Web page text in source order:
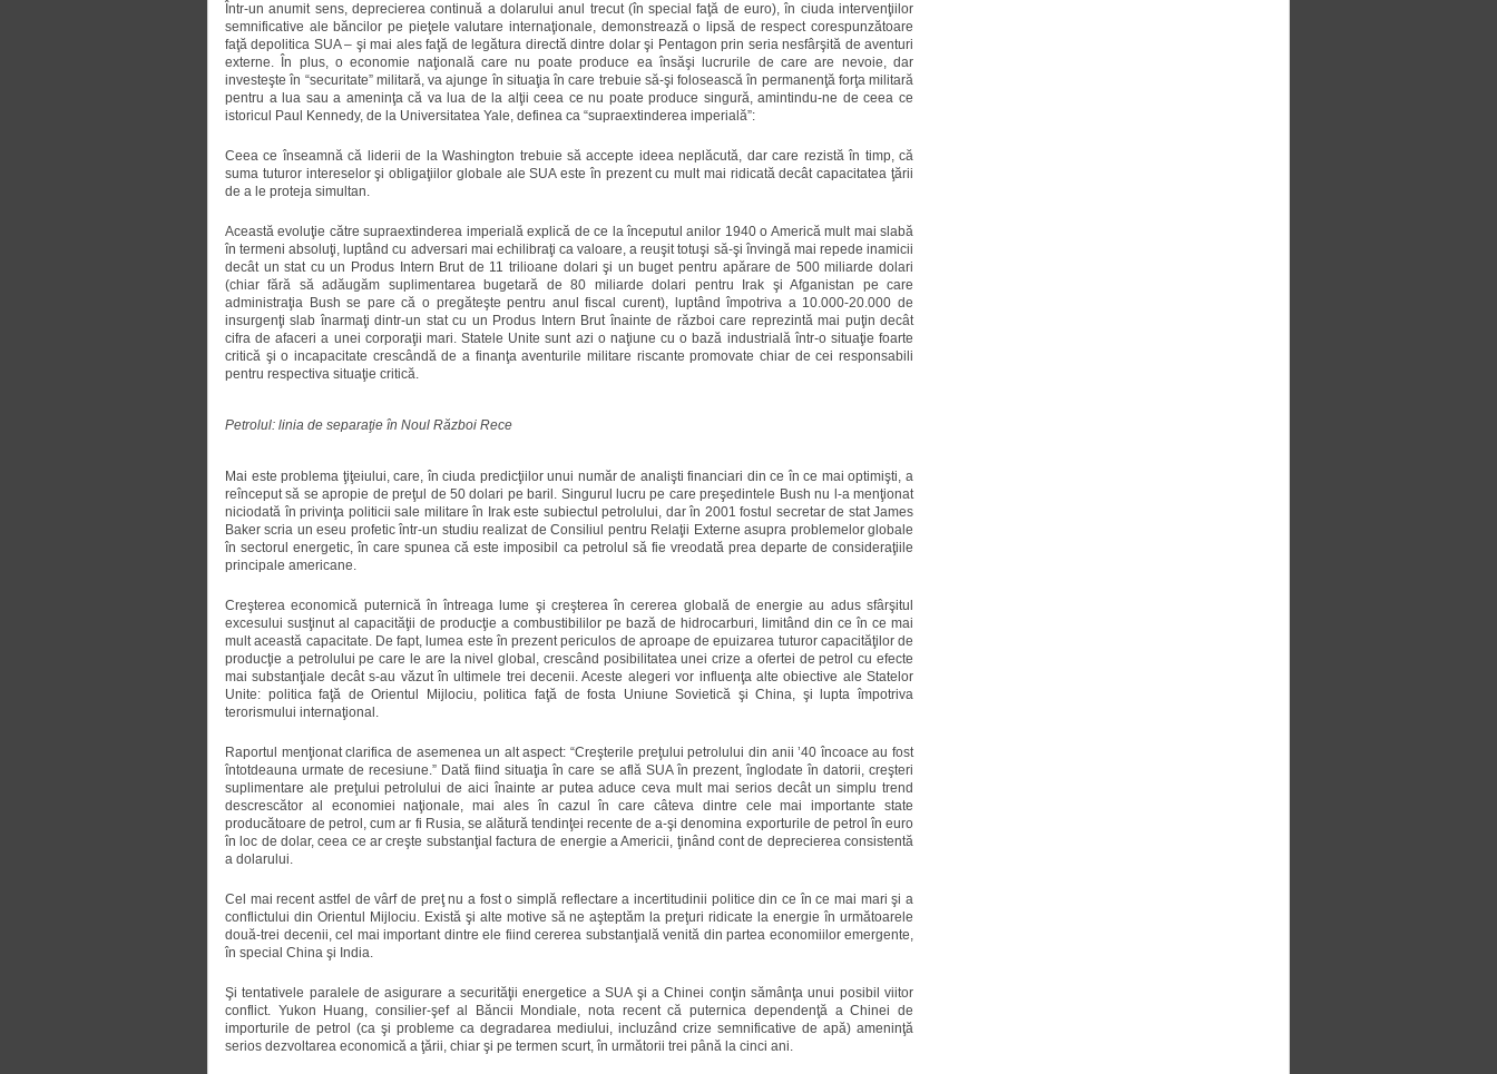
Într-un anumit sens, deprecierea continuă a dolarului anul trecut (în special faţă de euro), în ciuda intervenţiilor
semnificative ale băncilor pe pieţele valutare internaţionale, demonstrează o lipsă de respect corespunzătoare
faţă depolitica SUA – şi mai ales faţă de legătura directă dintre dolar şi Pentagon prin seria nesfârşită de aventuri
externe. În plus, o economie naţională care nu poate produce ea însăşi lucrurile de care are nevoie, dar
investeşte în “securitate” militară, va ajunge în situaţia în care trebuie să-şi folosească în permanenţă forţa militară
pentru a lua sau a ameninţa că va lua de la alţii ceea ce nu poate produce singură, amintindu-ne de ceea ce
istoricul Paul Kennedy, de la Universitatea Yale, definea ca “supraextinderea imperială”:
Ceea ce înseamnă că liderii de la Washington trebuie să accepte ideea neplăcută, dar care rezistă în timp, că
suma tuturor intereselor şi obligaţiilor globale ale SUA este în prezent cu mult mai ridicată decât capacitatea ţării
de a le proteja simultan.
Această evoluţie către supraextinderea imperială explică de ce la începutul anilor 1940 o Americă mult mai slabă
în termeni absoluţi, luptând cu adversari mai echilibraţi ca valoare, a reuşit totuşi să-şi învingă mai repede inamicii
decât un stat cu un Produs Intern Brut de 11 trilioane dolari şi un buget pentru apărare de 500 miliarde dolari
(chiar fără să adăugăm suplimentarea bugetară de 80 miliarde dolari pentru Irak şi Afganistan pe care
administraţia Bush se pare că o pregăteşte pentru anul fiscal curent), luptând împotriva a 10.000-20.000 de
insurgenţi slab înarmaţi dintr-un stat cu un Produs Intern Brut înainte de război care reprezintă mai puţin decât
cifra de afaceri a unei corporaţii mari. Statele Unite sunt azi o naţiune cu o bază industrială într-o situaţie foarte
critică şi o incapacitate crescândă de a finanţa aventurile militare riscante promovate chiar de cei responsabili
pentru respectiva situaţie critică.
Petrolul: linia de separaţie în Noul Război Rece
Mai este problema ţiţeiului, care, în ciuda predicţiilor unui număr de analişti financiari din ce în ce mai optimişti, a
reînceput să se apropie de preţul de 50 dolari pe baril. Singurul lucru pe care preşedintele Bush nu l-a menţionat
niciodată în privinţa politicii sale militare în Irak este subiectul petrolului, dar în 2001 fostul secretar de stat James
Baker scria un eseu profetic într-un studiu realizat de Consiliul pentru Relaţii Externe asupra problemelor globale
în sectorul energetic, în care spunea că este imposibil ca petrolul să fie vreodată prea departe de consideraţiile
principale americane.
Creşterea economică puternică în întreaga lume şi creşterea în cererea globală de energie au adus sfârşitul
excesului susţinut al capacităţii de producţie a combustibililor pe bază de hidrocarburi, limitând din ce în ce mai
mult această capacitate. De fapt, lumea este în prezent periculos de aproape de epuizarea tuturor capacităţilor de
producţie a petrolului pe care le are la nivel global, crescând posibilitatea unei crize a ofertei de petrol cu efecte
mai substanţiale decât s-au văzut în ultimele trei decenii. Aceste alegeri vor influenţa alte obiective ale Statelor
Unite: politica faţă de Orientul Mijlociu, politica faţă de fosta Uniune Sovietică şi China, şi lupta împotriva
terorismului internaţional.
Raportul menţionat clarifica de asemenea un alt aspect: “Creşterile preţului petrolului din anii ’40 încoace au fost
întotdeauna urmate de recesiune.” Dată fiind situaţia în care se află SUA în prezent, înglodate în datorii, creşteri
suplimentare ale preţului petrolului de aici înainte ar putea aduce ceva mult mai serios decât un simplu trend
descrescător al economiei naţionale, mai ales în cazul în care câteva dintre cele mai importante state
producătoare de petrol, cum ar fi Rusia, se alătură tendinţei recente de a-şi denomina exporturile de petrol în euro
în loc de dolar, ceea ce ar creşte substanţial factura de energie a Americii, ţinând cont de deprecierea consistentă
a dolarului.
Cel mai recent astfel de vârf de preţ nu a fost o simplă reflectare a incertitudinii politice din ce în ce mai mari şi a
conflictului din Orientul Mijlociu. Există şi alte motive să ne aşteptăm la preţuri ridicate la energie în următoarele
două-trei decenii, cel mai important dintre ele fiind cererea substanţială venită din partea economiilor emergente,
în special China şi India.
Şi tentativele paralele de asigurare a securităţii energetice a SUA şi a Chinei conţin sămânţa unui posibil viitor
conflict. Yukon Huang, consilier-şef al Băncii Mondiale, nota recent că puternica dependenţă a Chinei de
importurile de petrol (ca şi probleme ca degradarea mediului, incluzând crize semnificative de apă) ameninţă
serios dezvoltarea economică a ţării, chiar şi pe termen scurt, în următorii trei până la cinci ani.